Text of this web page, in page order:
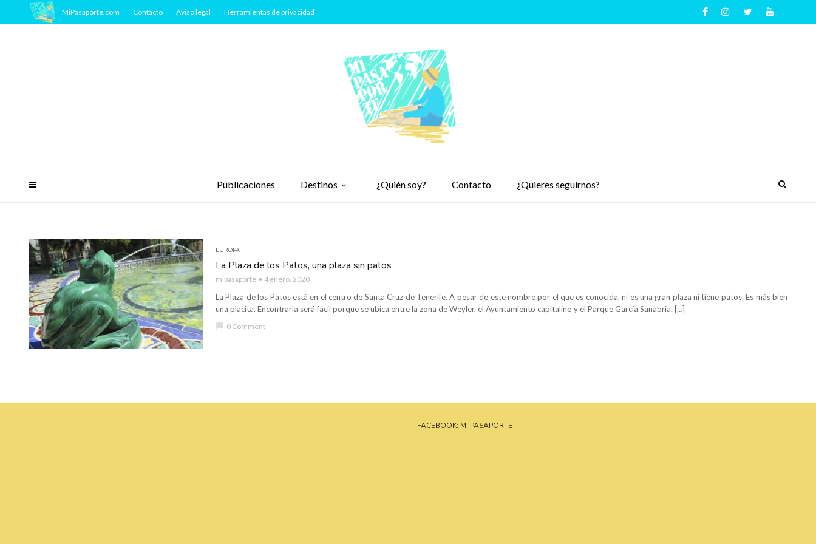
Publicaciones Destinos ¿Quién soy? Contacto ¿Quieres seguirnos?
MiPasaporte.com Contacto Aviso legal Herramientas de privacidad
EUROPA
La Plaza de los Patos, una plaza sin patos
mipasaporte 4 enero, 2020
La Plaza de los Patos está en el centro de Santa Cruz de Tenerife. A pesar de este nombre por el que es conocida, ni es una gran plaza ni tiene patos. Es más bien
una placita. Encontrarla será fácil porque se ubica entre la zona de Weyler, el Ayuntamiento capitalino y el Parque García Sanabria. […]
chat_bubble 0 Comment
FACEBOOK: MI PASAPORTE